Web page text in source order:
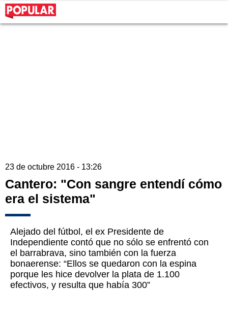
23 de octubre 2016 - 13:26
Cantero: "Con sangre entendí cómo
era el sistema"
Alejado del fútbol, el ex Presidente de
Independiente contó que no sólo se enfrentó con
el barrabrava, sino también con la fuerza
bonaerense: “Ellos se quedaron con la espina
porque les hice devolver la plata de 1.100
efectivos, y resulta que había 300”